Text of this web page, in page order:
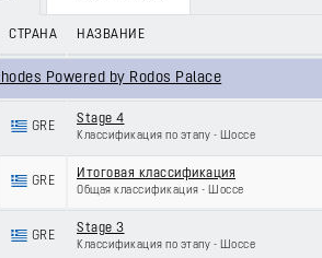
СТРАНА НАЗВАНИЕ
Powered by Rodos Palace
GRE
Stage 4
Классификация по этапу - Шоссе
GRE
Итоговая классификация
Общая классификация - Шоссе
GRE
Stage 3
Классификация по этапу - Шоссе